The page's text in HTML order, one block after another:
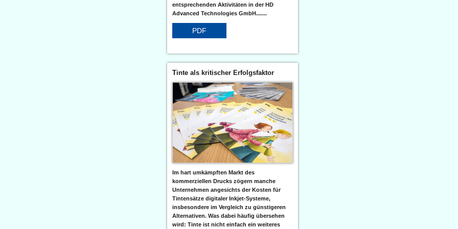
entsprechenden Aktivitäten in der HD
Advanced Technologies GmbH.......
PDF
Tinte als kritischer Erfolgsfaktor
Im hart umkämpften Markt des
kommerziellen Drucks zögern manche
Unternehmen angesichts der Kosten für
Tintensätze digitaler Inkjet-Systeme,
insbesondere im Vergleich zu günstigeren
Alternativen. Was dabei häufig übersehen
wird: Tinte ist nicht einfach ein weiteres